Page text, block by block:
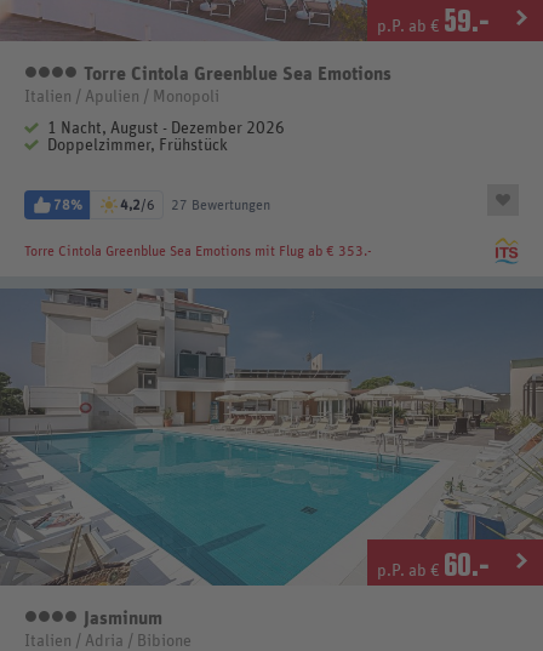
p.P. ab € 59.-
4 Sterne
Torre Cintola Greenblue Sea Emotions
Italien / Apulien / Monopoli
1 Nacht, August - Dezember 2026
Doppelzimmer, Frühstück
78% 4,2/6 27 Bewertungen
Torre Cintola Greenblue Sea Emotions mit Flug ab € 353.-
p.P. ab € 60.-
4 Sterne
Jasminum
Italien / Adria / Bibione